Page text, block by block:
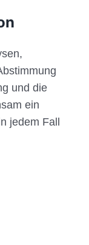
und die
ein
jedem Fall